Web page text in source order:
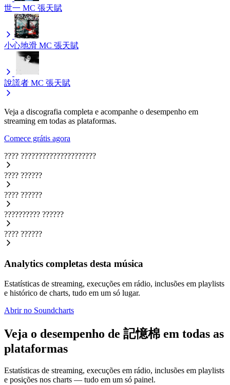
世一 MC 張天賦
小心地滑 MC 張天賦
說謊者 MC 張天賦
Veja a discografia completa e acompanhe o desempenho em
streaming em todas as plataformas.
Comece grátis agora
???? ?????????????????????
???? ??????
???? ??????
?????????? ??????
???? ??????
Analytics completas desta música
Estatísticas de streaming, execuções em rádio, inclusões em playlists
e histórico de charts, tudo em um só lugar.
Abrir no Soundcharts
Veja o desempenho de 記憶棉 em todas as
plataformas
Estatísticas de streaming, execuções em rádio, inclusões em playlists
e posições nos charts — tudo em um só painel.